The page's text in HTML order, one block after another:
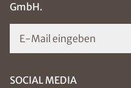
GmbH.
E-Mail eingeben
SOCIAL MEDIA